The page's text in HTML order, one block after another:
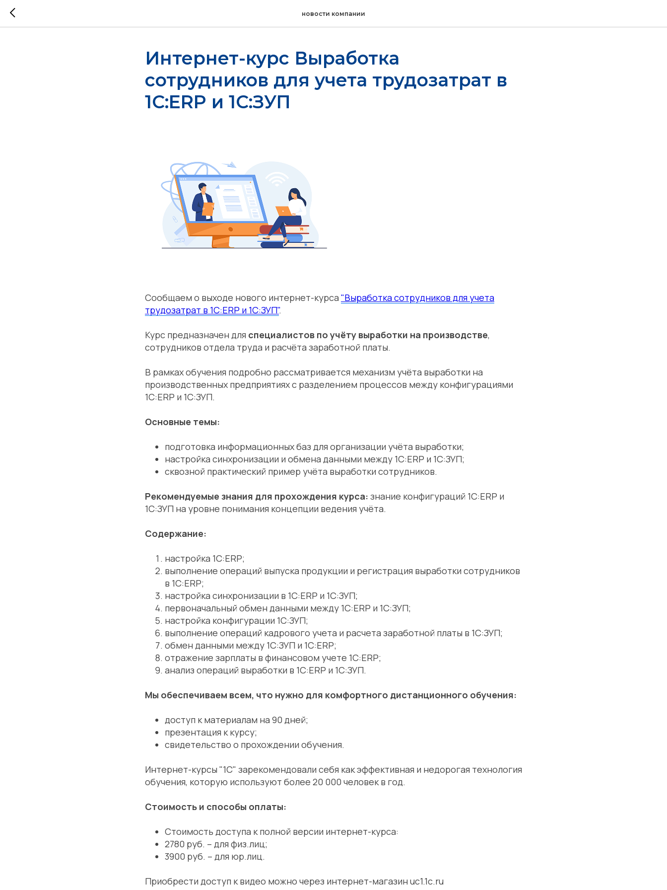
новости компании
Интернет-курс Выработка
сотрудников для учета трудозатрат в
1С:ERP и 1С:ЗУП
Сообщаем о выходе нового интернет-курса "Выработка сотрудников для учета
трудозатрат в 1С:ERP и 1С:ЗУП".
Курс предназначен для специалистов по учёту выработки на производстве,
сотрудников отдела труда и расчёта заработной платы.
В рамках обучения подробно рассматривается механизм учёта выработки на
производственных предприятиях с разделением процессов между конфигурациями
1С:ERP и 1С:ЗУП.
Основные темы:
подготовка информационных баз для организации учёта выработки;
настройка синхронизации и обмена данными между 1С:ERP и 1С:ЗУП;
сквозной практический пример учёта выработки сотрудников.
Рекомендуемые знания для прохождения курса: знание конфигураций 1С:ERP и
1С:ЗУП на уровне понимания концепции ведения учёта.
Содержание:
настройка 1С:ERP;
выполнение операций выпуска продукции и регистрация выработки сотрудников
в 1С:ERP;
настройка синхронизации в 1С:ERP и 1С:ЗУП;
первоначальный обмен данными между 1С:ERP и 1С:ЗУП;
настройка конфигурации 1С:ЗУП;
выполнение операций кадрового учета и расчета заработной платы в 1С:ЗУП;
обмен данными между 1С:ЗУП и 1С:ERP;
отражение зарплаты в финансовом учете 1С:ERP;
анализ операций выработки в 1С:ERP и 1С:ЗУП.
Мы обеспечиваем всем, что нужно для комфортного дистанционного обучения:
доступ к материалам на 90 дней;
презентация к курсу;
свидетельство о прохождении обучения.
Интернет-курсы "1С" зарекомендовали себя как эффективная и недорогая технология
обучения, которую используют более 20 000 человек в год.
Стоимость и способы оплаты:
Стоимость доступа к полной версии интернет-курса:
2780 руб. – для физ.лиц;
3900 руб. – для юр.лиц.
Приобрести доступ к видео можно через интернет-магазин uc1.1c.ru